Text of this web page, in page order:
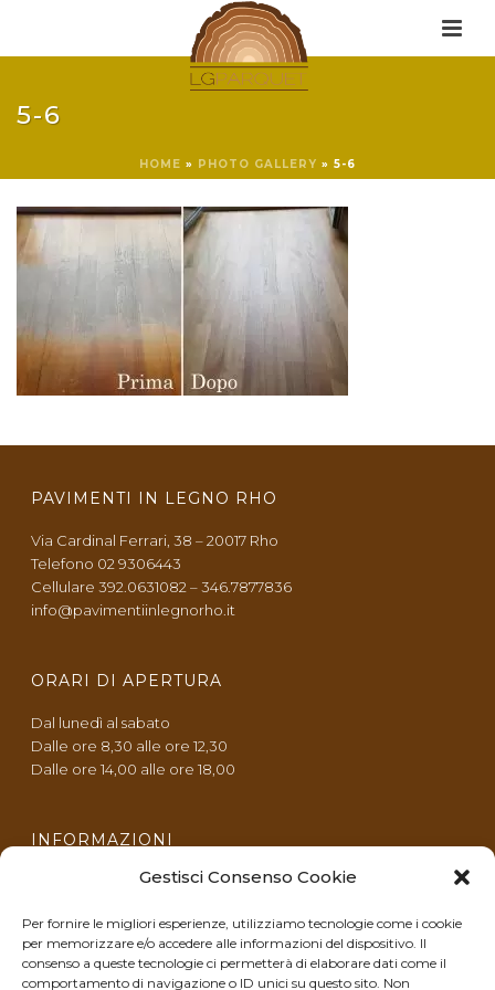
Gestisci Consenso Cookie
Per fornire le migliori esperienze, utilizziamo tecnologie come i cookie
per memorizzare e/o accedere alle informazioni del dispositivo. Il
consenso a queste tecnologie ci permetterà di elaborare dati come il
comportamento di navigazione o ID unici su questo sito. Non
5-6
HOME » PHOTO GALLERY » 5-6
PAVIMENTI IN LEGNO RHO
Via Cardinal Ferrari, 38 – 20017 Rho
Telefono 02 9306443
Cellulare 392.0631082 – 346.7877836
info@pavimentiinlegnorho.it
ORARI DI APERTURA
Dal lunedì al sabato
Dalle ore 8,30 alle ore 12,30
Dalle ore 14,00 alle ore 18,00
INFORMAZIONI
Privacy & cookie policy
SOCIAL NETWORKS